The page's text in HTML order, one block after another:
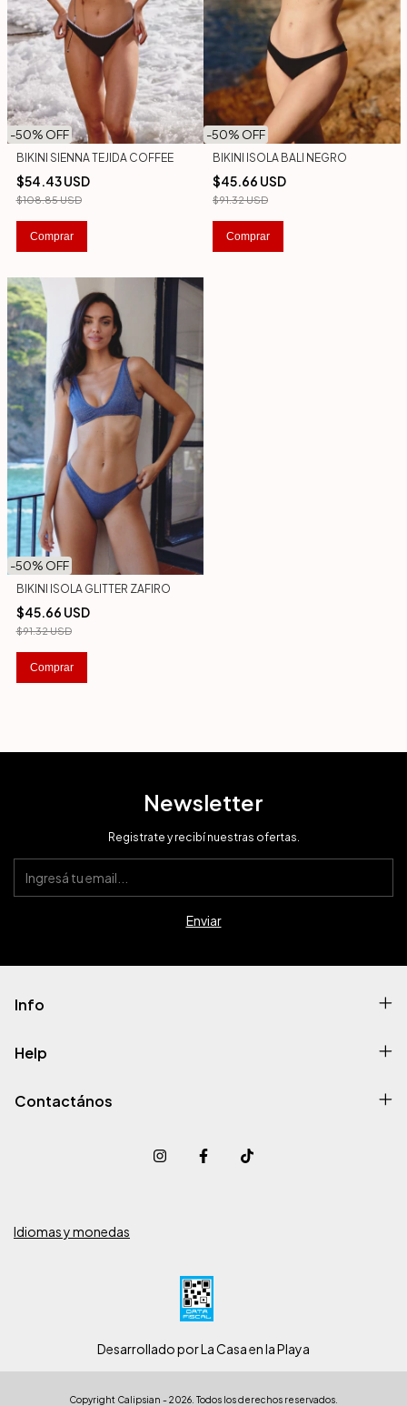
-50% OFF
BIKINI SIENNA TEJIDA COFFEE
$54.43 USD
$108.85 USD
Comprar
-50% OFF
BIKINI ISOLA BALI NEGRO
$45.66 USD
$91.32 USD
Comprar
-50% OFF
BIKINI ISOLA GLITTER ZAFIRO
$45.66 USD
$91.32 USD
Comprar
Newsletter
Registrate y recibí nuestras ofertas.
Info
Help
Contactános
Idiomas y monedas
Desarrollado por La Casa en la Playa
Copyright Calipsian - 2026. Todos los derechos reservados.